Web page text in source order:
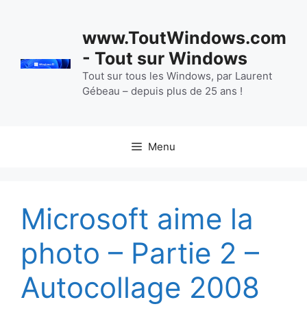
www.ToutWindows.com
- Tout sur Windows
Tout sur tous les Windows, par Laurent
Gébeau – depuis plus de 25 ans !
Menu
Microsoft aime la
photo – Partie 2 –
Autocollage 2008